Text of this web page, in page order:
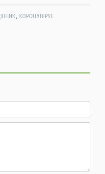
, КОРОНАВІРУС